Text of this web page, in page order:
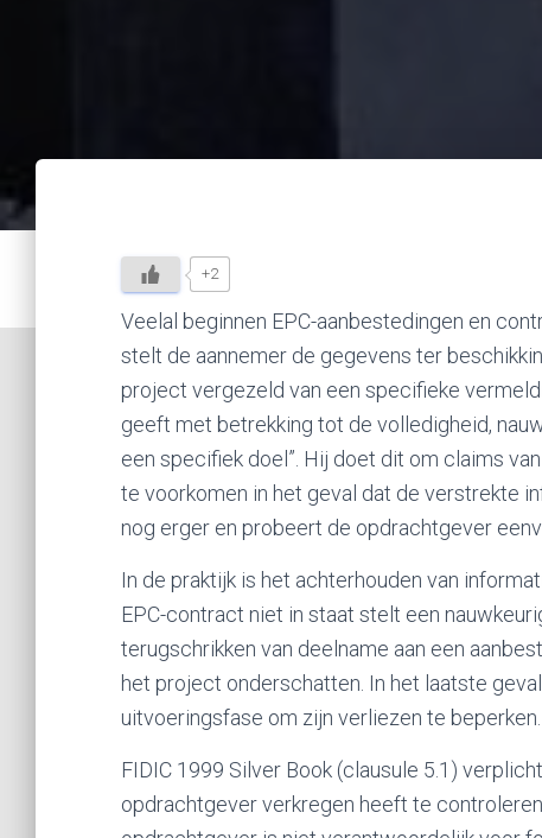
+2
Veelal beginnen EPC-aanbestedingen en
stelt de aannemer de gegevens ter
project vergezeld van een specifieke
geeft met betrekking tot de volledigheid,
een specifiek doel”. Hij doet dit om claims
te voorkomen in het geval dat de verstrekte
nog erger en probeert de opdrachtgever
In de praktijk is het achterhouden van
EPC-contract niet in staat stelt een
terugschrikken van deelname aan een
het project onderschatten. In het laatste
uitvoeringsfase om zijn verliezen te beperken.
FIDIC 1999 Silver Book (clausule 5.1)
opdrachtgever verkregen heeft te